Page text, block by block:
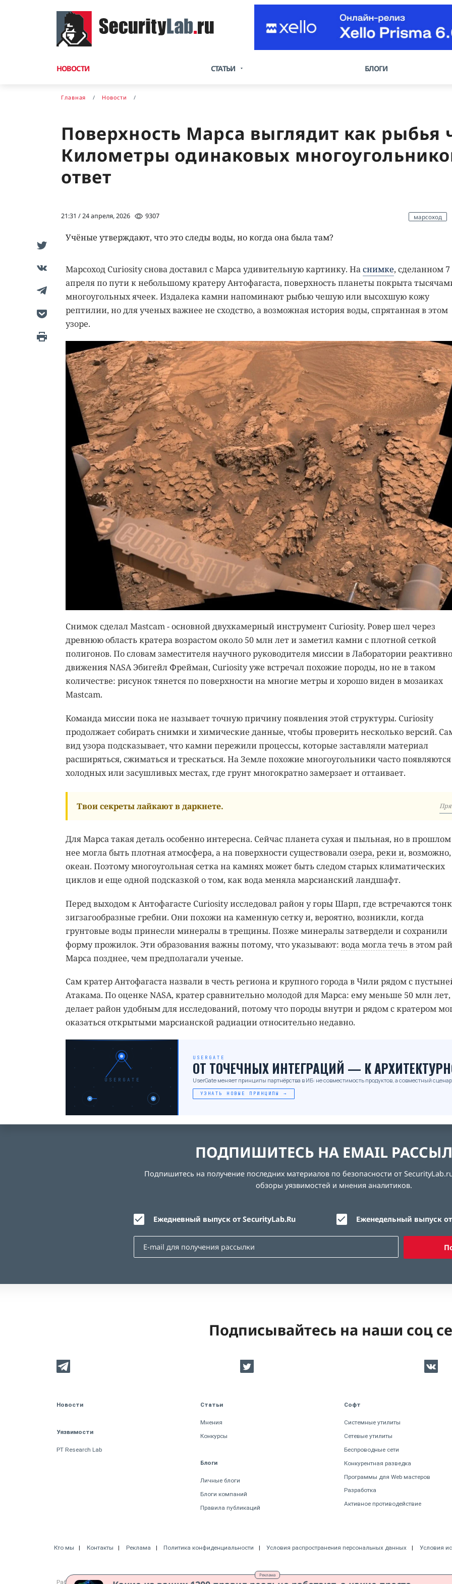
НОВОСТИ СТАТЬИ БЛОГИ
Реклама
Главная Новости
Поверхность Марса выглядит как рыбья
Километры одинаковых
ответ
21:31 / 24 апреля, 2026 9307 марсоход
Учёные утверждают, что это следы воды, но когда она была там?
Марсоход Curiosity снова доставил с Марса удивительную картинку. Наснимке, сделанном 7
апреля по пути к небольшому кратеру Антофагаста, поверхность планеты покрыта
многоугольных ячеек. Издалека камни напоминают рыбью чешую или высохшую кожу
рептилии, но для ученых важнее не сходство, а возможная история воды, спрятанная в этом
узоре.
Снимок сделал Mastcam - основной двухкамерный инструмент Curiosity. Ровер шел через
древнюю область кратера возрастом около 50 млн лет и заметил камни с плотной сеткой
полигонов. По словам заместителя научного руководителя миссии в Лаборатории
движения NASA Эбигейл Фрейман, Curiosity уже встречал похожие породы, но не в таком
количестве: рисунок тянется по поверхности на многие метры и хорошо виден в мозаиках
Mastcam.
Команда миссии пока не называет точную причину появления этой структуры. Curiosity
продолжает собирать снимки и химические данные, чтобы проверить несколько версий.
вид узора подсказывает, что камни пережили процессы, которые заставляли материал
расширяться, сжиматься и трескаться. На Земле похожие многоугольники часто появляются
холодных или засушливых местах, где грунт многократно замерзает и оттаивает.
Твои секреты лайкают в даркнете.
Для Марса такая деталь особенно интересна. Сейчас планета сухая и пыльная, но в прошлом
нее могла быть плотная атмосфера, а на поверхности существовалиозера, реки и, возможно,
океан. Поэтому многоугольная сетка на камнях может быть следом старых климатических
циклов и еще одной подсказкой о том, как вода меняла марсианский ландшафт.
Перед выходом к Антофагасте Curiosity исследовал район у горы Шарп, где встречаются
зигзагообразные гребни. Они похожи на каменную сетку и, вероятно, возникли, когда
грунтовые воды принесли минералы в трещины. Позже минералы затвердели и сохранили
форму прожилок. Эти образования важны потому, что указывают: вода могла течьв этом
Марса позднее, чем предполагали ученые.
Сам кратер Антофагаста назвали в честь региона и крупного города в Чили рядом с
Атакама. По оценке NASA, кратер сравнительно молодой для Марса: ему меньше 50 млн лет,
делает район удобным для исследований, потому что породы внутри и рядом с кратером
оказаться открытыми марсианской радиации относительно недавно.
USERGATE
USERGATE
ОТ ТОЧЕЧНЫХ ИНТЕГРАЦИЙ — К
UserGate меняет принципы партнёрства в ИБ: не совместимость продуктов, а совместный
УЗНАТЬ НОВЫЕ ПРИНЦИПЫ →
ПОДПИШИТЕСЬ НА EMAIL
Подпишитесь на получение последних материалов по безопасности от
обзоры уязвимостей и мнения аналитиков.
Ежедневный выпуск от SecurityLab.Ru Еженедельный выпуск
Подписывайтесь на наши соц
Новости
Уязвимости
PT Research Lab
Статьи
Мнения
Конкурсы
Блоги
Личные блоги
Блоги компаний
Правила публикаций
Софт
Системные утилиты
Сетевые утилиты
Беспроводные сети
Конкурентная разведка
Программы для Web мастеров
Разработка
Активное противодействие
Кто мы Контакты Реклама Политика конфиденциальности Условия распространения персональных данных Условия
Работает на CMS "1С-Битрикс: Управление сайтом"